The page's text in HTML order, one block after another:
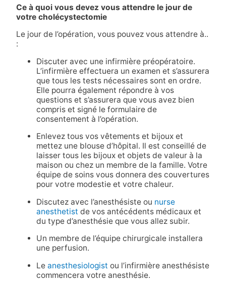
Ce à quoi vous devez vous attendre le jour de
votre cholécystectomie
Le jour de l’opération, vous pouvez vous attendre à..
:
Discuter avec une infirmière préopératoire.
L’infirmière effectuera un examen et s’assurera
que tous les tests nécessaires sont en ordre.
Elle pourra également répondre à vos
questions et s’assurera que vous avez bien
compris et signé le formulaire de
consentement à l’opération.
Enlevez tous vos vêtements et bijoux et
mettez une blouse d’hôpital. Il est conseillé de
laisser tous les bijoux et objets de valeur à la
maison ou chez un membre de la famille. Votre
équipe de soins vous donnera des couvertures
pour votre modestie et votre chaleur.
Discutez avec l’anesthésiste ou nurse
anesthetist de vos antécédents médicaux et
du type d’anesthésie que vous allez subir.
Un membre de l’équipe chirurgicale installera
une perfusion.
Le anesthesiologist ou l’infirmière anesthésiste
commencera votre anesthésie.